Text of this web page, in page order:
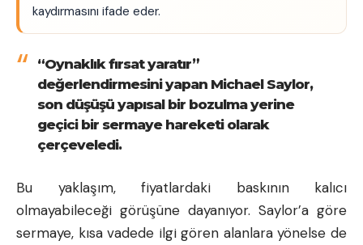
kaydırmasını ifade eder.
“Oynaklık fırsat yaratır”
değerlendirmesini yapan Michael Saylor,
son düşüşü yapısal bir bozulma yerine
geçici bir sermaye hareketi olarak
çerçeveledi.
Bu yaklaşım, fiyatlardaki baskının kalıcı
olmayabileceği görüşüne dayanıyor. Saylor’a göre
sermaye, kısa vadede ilgi gören alanlara yönelse de